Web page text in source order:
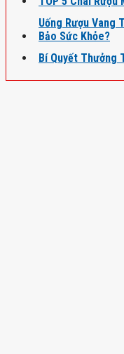
Uống Rượu Vang
Bảo Sức Khỏe?
Bí Quyết Thưởng